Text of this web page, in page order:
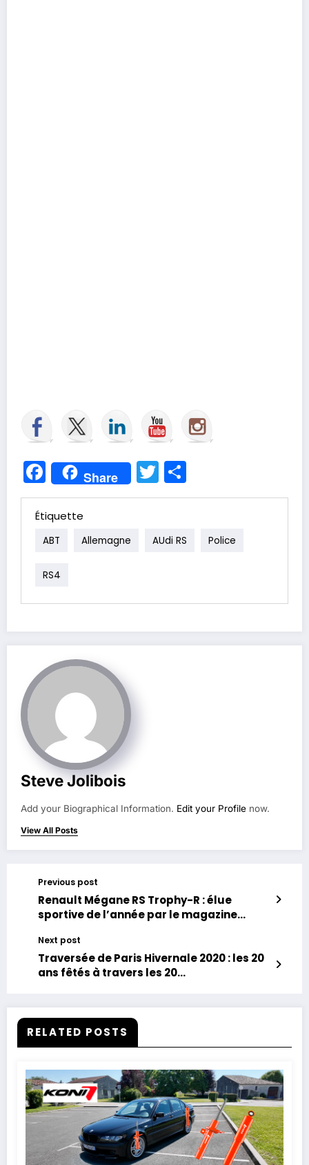
Facebook
Share Twitter
Étiquette
ABT Allemagne AUdi RS Police
RS4
Steve Jolibois
Add your Biographical Information. Edit your Profile now.
View All Posts
Previous post
Renault Mégane RS Trophy-R : élue
sportive de l’année par le magazine
Next post
Traversée de Paris Hivernale 2020 : les 20
ans fêtés à travers les 20
RELATED POSTS